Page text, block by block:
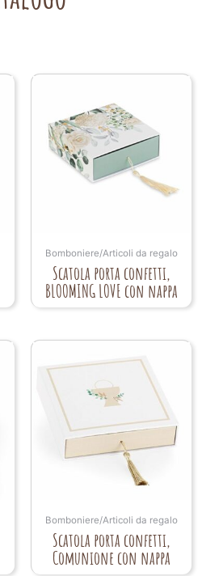
Bomboniere/Articoli da regalo
Scatola porta confetti,
BLOOMING LOVE con nappa
Bomboniere/Articoli da regalo
Scatola porta confetti,
Comunione con nappa